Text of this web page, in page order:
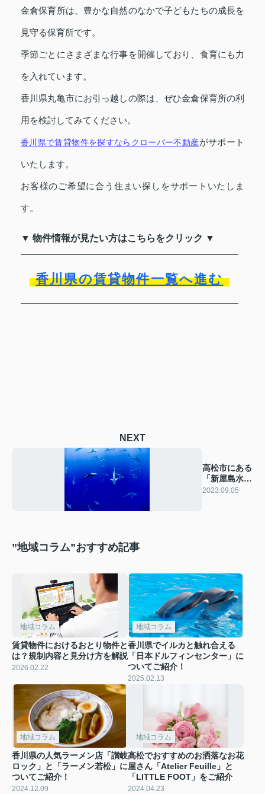
金倉保育所は、豊かな自然のなかで子どもたちの成長を
見守る保育所です。
季節ごとにさまざまな行事を開催しており、食育にも力
を入れています。
香川県丸亀市にお引っ越しの際は、ぜひ金倉保育所の利
用を検討してみてください。
香川県で賃貸物件を探すならクローバー不動産がサポート
いたします。
お客様のご希望に合う住まい探しをサポートいたしま
す。
▼ 物件情報が見たい方はこちらをクリック ▼
香川県の賃貸物件一覧へ進む
NEXT
高松市にある
「新屋島水族
館」をご紹
2023.09.05
”地域コラム”おすすめ記事
地域コラム
賃貸物件におけるおとり物件と
は？規制内容と見分け方を解説
2026.02.22
地域コラム
香川県でイルカと触れ合える
「日本ドルフィンセンター」に
ついてご紹介！
2025.02.13
地域コラム
香川県の人気ラーメン店「讃岐
ロック」と「ラーメン若松」に
ついてご紹介！
2024.12.09
地域コラム
高松でおすすめのお洒落なお花
屋さん「Atelier Feuille」と
「LITTLE FOOT」をご紹介
2024.04.23